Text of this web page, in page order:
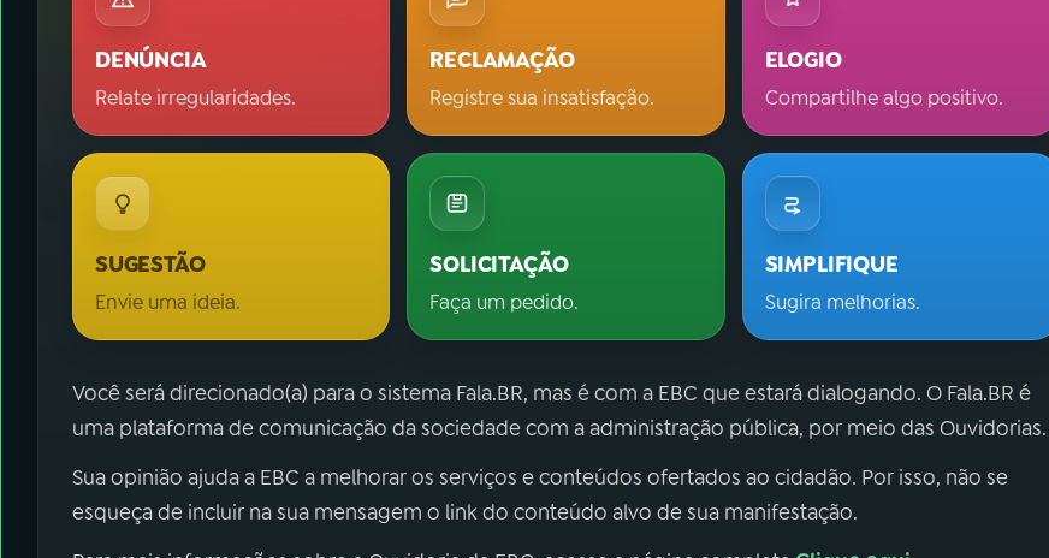
DENÚNCIA
Relate irregularidades.
RECLAMAÇÃO
Registre sua insatisfação.
ELOGIO
Compartilhe algo positivo.
SUGESTÃO
Envie uma ideia.
SOLICITAÇÃO
Faça um pedido.
SIMPLIFIQUE
Sugira melhorias.
Você será direcionado(a) para o sistema Fala.BR, mas é com a EBC que estará dialogando. O Fala.BR é
uma plataforma de comunicação da sociedade com a administração pública, por meio das Ouvidorias.
Sua opinião ajuda a EBC a melhorar os serviços e conteúdos ofertados ao cidadão. Por isso, não se
esqueça de incluir na sua mensagem o link do conteúdo alvo de sua manifestação.